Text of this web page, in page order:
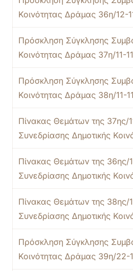
Κοινότητας Δράμας 36η/12-
Πρόσκληση Σύγκλησης
Κοινότητας Δράμας 37η/11-
Πρόσκληση Σύγκλησης
Κοινότητας Δράμας 38η/11-
Πίνακας Θεμάτων της 37ης/
Συνεδρίασης Δημοτικής
Πίνακας Θεμάτων της 36ης/
Συνεδρίασης Δημοτικής
Πίνακας Θεμάτων της 38ης/
Συνεδρίασης Δημοτικής
Πρόσκληση Σύγκλησης
Κοινότητας Δράμας 39η/22-